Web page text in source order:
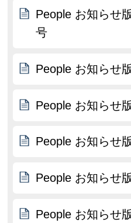
People お知らせ
号
People お知らせ
People お知らせ
People お知らせ
People お知らせ
People お知らせ